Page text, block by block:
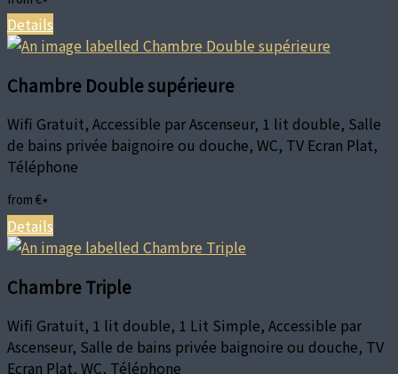
Details
Chambre Double supérieure
Wifi Gratuit, Accessible par Ascenseur, 1 lit double, Salle
de bains privée baignoire ou douche, WC, TV Ecran Plat,
Téléphone
from €*
Details
Chambre Triple
Wifi Gratuit, 1 lit double, 1 Lit Simple, Accessible par
Ascenseur, Salle de bains privée baignoire ou douche, TV
Ecran Plat, WC, Téléphone